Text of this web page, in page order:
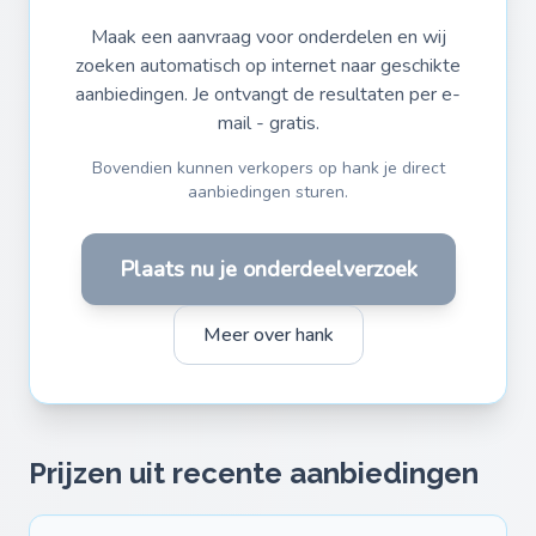
Maak een aanvraag voor onderdelen en wij
zoeken automatisch op internet naar geschikte
aanbiedingen. Je ontvangt de resultaten per e-
mail - gratis.
Bovendien kunnen verkopers op hank je direct
aanbiedingen sturen.
Plaats nu je onderdeelverzoek
Meer over hank
Prijzen uit recente aanbiedingen